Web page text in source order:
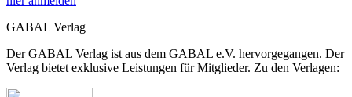
GABAL Verlag
Der GABAL Verlag ist aus dem GABAL e.V. hervorgegangen. Der
Verlag bietet exklusive Leistungen für Mitglieder. Zu den Verlagen: